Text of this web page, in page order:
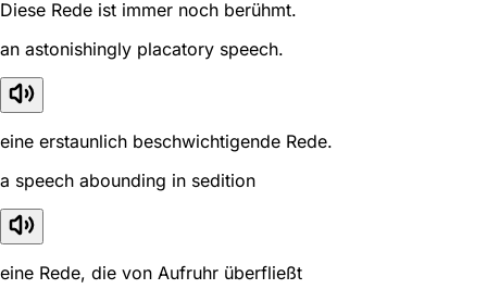
Diese Rede ist immer noch berühmt.
an astonishingly placatory speech.
eine erstaunlich beschwichtigende Rede.
a speech abounding in sedition
eine Rede, die von Aufruhr überfließt